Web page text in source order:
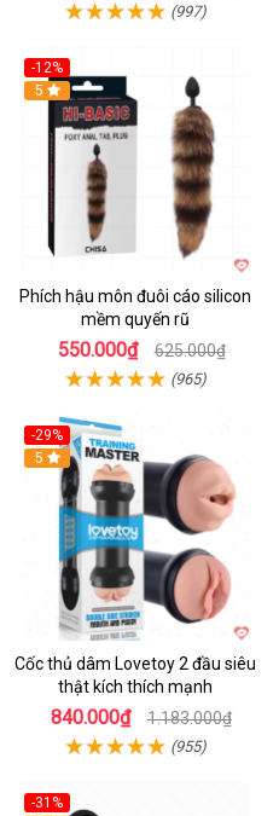
(997)
-12%
Hot
5
Phích hậu môn đuôi cáo silicon
mềm quyến rũ
550.000₫ 625.000₫
(965)
-29%
Hot
5
Cốc thủ dâm Lovetoy 2 đầu siêu
thật kích thích mạnh
840.000₫ 1.183.000₫
(955)
-31%